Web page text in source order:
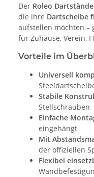
Der Roleo
die ihre Dartscheibe
aufstellen möchten –
für Zuhause, Verein,
Vorteile im
Universell
Stabile
Stellschrauben
Einfache
eingehängt
Mit
der offiziellen
Flexibel